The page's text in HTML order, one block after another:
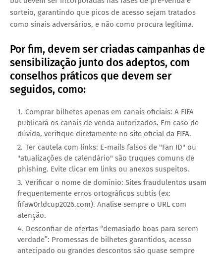
sorteio, garantindo que picos de acesso sejam tratados
como sinais adversários, e não como procura legítima.
Por fim, devem ser criadas campanhas de
sensibilização junto dos adeptos, com
conselhos práticos que devem ser
seguidos, como:
Comprar bilhetes apenas em canais oficiais: A FIFA
publicará os canais de venda autorizados. Em caso de
dúvida, verifique diretamente no site oficial da FIFA.
Ter cautela com links: E-mails falsos de "Fan ID" ou
"atualizações de calendário" são truques comuns de
phishing. Evite clicar em links ou anexos suspeitos.
Verificar o nome de domínio: Sites fraudulentos usam
frequentemente erros ortográficos subtis (ex:
fifaw0rldcup2026.com). Analise sempre o URL com
atenção.
Desconfiar de ofertas “demasiado boas para serem
verdade”: Promessas de bilhetes garantidos, acesso
antecipado ou grandes descontos são quase sempre